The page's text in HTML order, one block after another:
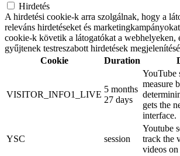
Hirdetés
A hirdetési cookie-k arra szolgálnak, hogy a
releváns hirdetéseket és
cookie-k követik a látogatókat a webhelyeken,
gyűjtenek testreszabott hirdetések
Cookie
Duration
VISITOR_INFO1_LIVE
5 months
27 days
YouTube
measure
gets the
interface.
YSC session
Youtube
track the
videos on